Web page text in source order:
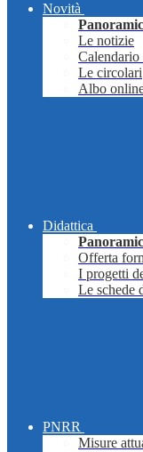
Novità
Le notizie
Calendario
Le circolari
Albo
Didattica
Offerta
I progetti
Le schede
PNRR
Misure